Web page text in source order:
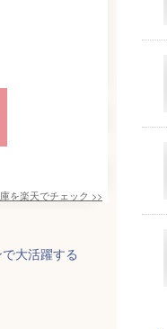
を楽天でチェック >>
大活躍する